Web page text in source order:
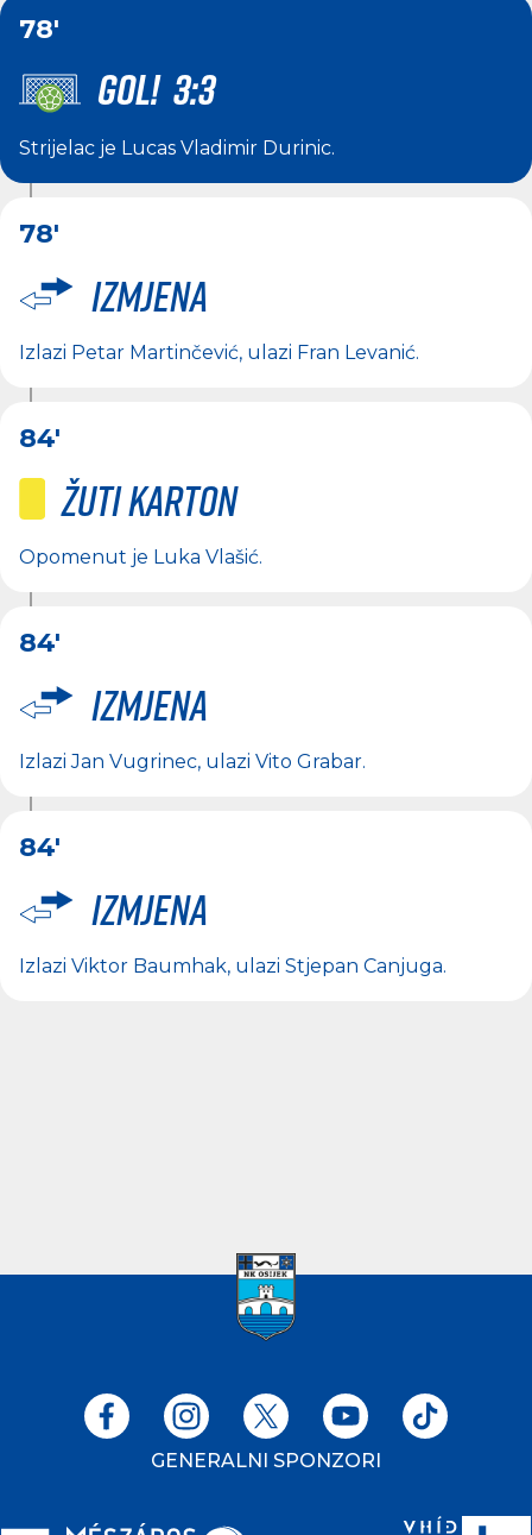
78'
GOL! 3:3
Strijelac je Lucas Vladimir Durinic.
78'
Izmjena
Izlazi Petar Martinčević, ulazi Fran Levanić.
84'
Žuti karton
Opomenut je Luka Vlašić.
84'
Izmjena
IzlaziJan Vugrinec, ulazi Vito Grabar.
84'
Izmjena
Izlazi Viktor Baumhak, ulazi Stjepan Canjuga.
GENERALNI SPONZORI